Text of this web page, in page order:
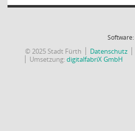
Software:
© 2025 Stadt Fürth Datenschutz
Umsetzung:digitalfabriX GmbH